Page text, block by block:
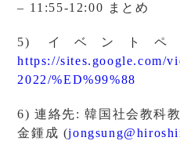
– 11:55-12:00 まとめ
5) イベント
https://sites.google.com/
2022/%ED%99%88
6) 連絡先: 韓国社会教科
金鍾成 (